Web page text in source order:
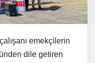
emekçilerin
dile getiren